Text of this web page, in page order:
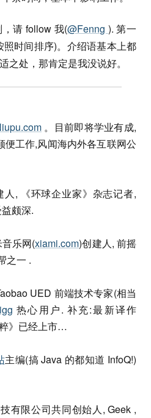
请 follow 我(@Fenng ). 第一
时间排序)。介绍语基本上都
之处，那肯定是我没说好。
。目前即将学业有成,
便工作,风闻海内外各互联网公
人, 《环球企业家》杂志记者,
颇深.
乐网(xiami.com)创建人, 前摇
之一 .
UED 前端技术专家(相当
热心用户. 补充:最新译作
》已经上市…
主编(搞 Java 的都知道 InfoQ!)
有限公司共同创始人, Geek ,